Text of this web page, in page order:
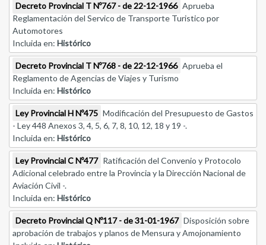
Decreto Provincial T Nº767 - de 22-12-1966 Aprueba
Reglamentación del Servico de Transporte Turistico por
Automotores
Incluida en: Histórico
Decreto Provincial T Nº768 - de 22-12-1966 Aprueba el
Reglamento de Agencias de Viajes y Turismo
Incluida en: Histórico
Ley Provincial H Nº475 Modificación del Presupuesto de Gastos
- Ley 448 Anexos 3, 4, 5, 6, 7, 8, 10, 12, 18 y 19 -.
Incluida en: Histórico
Ley Provincial C Nº477 Ratificación del Convenio y Protocolo
Adicional celebrado entre la Provincia y la Dirección Nacional de
Aviación Civil -.
Incluida en: Histórico
Decreto Provincial Q Nº117 - de 31-01-1967 Disposición sobre
aprobación de trabajos y planos de Mensura y Amojonamiento